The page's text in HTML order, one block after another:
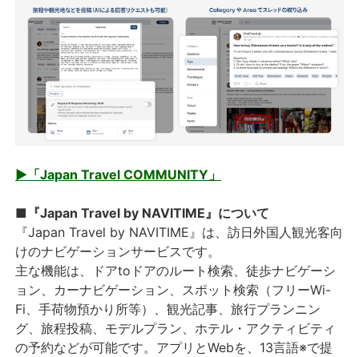
▶「Japan Travel COMMUNITY」
■『Japan Travel by NAVITIME』について
『Japan Travel by NAVITIME』は、訪日外国人観光客向
けのナビゲーションサービスです。
主な機能は、ドアtoドアのルート検索、徒歩ナビゲーシ
ョン、カーナビゲーション、スポット検索（フリーWi-
Fi、手荷物預かり所等）、観光記事、旅行プランニン
グ、旅程投稿、モデルプラン、ホテル・アクティビティ
の予約などが可能です。アプリとWebを、13言語※で提